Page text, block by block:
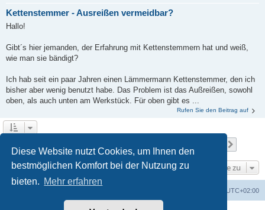
Diese Website nutzt Cookies, um Ihnen den
bestmöglichen Komfort bei der Nutzung zu
bieten. Mehr erfahren
Kettenstemmer - Ausreißen vermeidbar?
Hallo!
Gibt´s hier jemanden, der Erfahrung mit Kettenstemmern hat und weiß,
wie man sie bändigt?
Ich hab seit ein paar Jahren einen Lämmermann Kettenstemmer, den ich
bisher aber wenig benutzt habe. Das Problem ist das Außreißen, sowohl
oben, als auch unten am Werkstück. Für oben gibt es ...
Rufen Sie den Beitrag auf
Gehe zu
UTC+02:00